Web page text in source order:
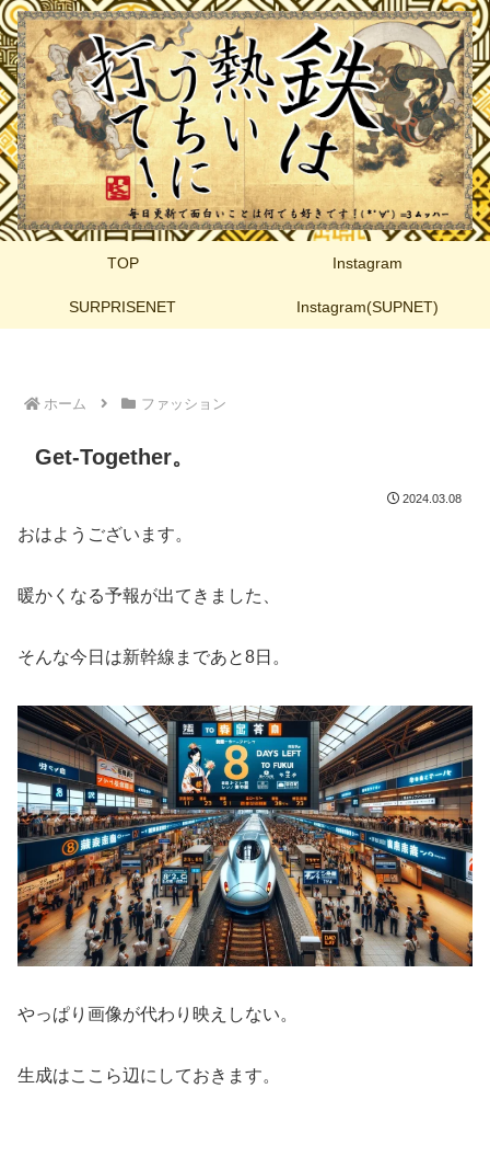
TOP Instagram
SURPRISENET Instagram(SUPNET)
ホーム ファッション
Get-Together。
2024.03.08
おはようございます。
暖かくなる予報が出てきました、
そんな今日は新幹線まであと8日。
やっぱり画像が代わり映えしない。
生成はここら辺にしておきます。